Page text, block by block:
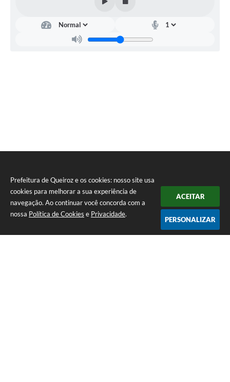
Prefeitura de Queiroz e os cookies: nosso site usa
cookies para melhorar a sua experiência de
navegação. Ao continuar você concorda com a
nossa Política de Cookies e Privacidade.
ACEITAR
PERSONALIZAR